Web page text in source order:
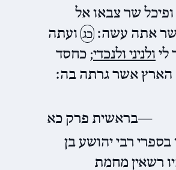
שר צבאו אל
אתה עשה׃ כג ועתה
ולניני ולנכדי; כחסד
אשר גרתה בה׃
בראשית פרק כא
בספרי רבי יהושע בן
רשאין מחמת